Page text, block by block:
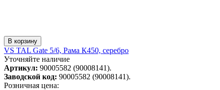
В корзину
VS TAL Gate 5/6, Рама К450, серебро
Уточняйте наличие
Артикул: 90005582 (90008141).
Заводской код: 90005582 (90008141).
Розничная цена: